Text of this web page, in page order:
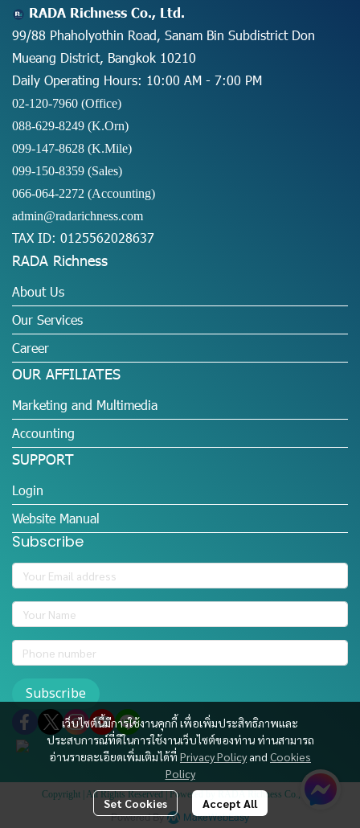
เว็บไซต์นี้มีการใช้งานคุกกี้ เพื่อเพิ่มประสิทธิภาพและ
ประสบการณ์ที่ดีในการใช้งานเว็บไซต์ของท่าน ท่านสามารถ
อ่านรายละเอียดเพิ่มเติมได้ที่ Privacy Policy and Cookies
Policy
Set Cookies Accept All
RADA Richness Co., Ltd.
99/88 Phaholyothin Road, Sanam Bin Subdistrict Don
Mueang District, Bangkok 10210
Daily Operating Hours: 10:00 AM - 7:00 PM
02-120-7960 (Office)
088-629-8249 (K.Orn)
099-147-8628 (K.Mile)
099-150-8359 (Sales)
066-064-2272 (Accounting)
admin@radarichness.com
TAX ID: 0125562028637
RADA Richness
About Us
Our Services
Career
OUR AFFILIATES
Marketing and Multimedia
Accounting
SUPPORT
Login
Website Manual
Subscribe
Subscribe
Copyright | All Rights Reserved | Powered by RADA Richness Co., Ltd.
Powered By MakeWebEasy